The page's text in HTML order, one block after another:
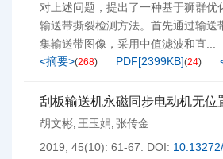
对上述问题，提出了一种基于狮群优
输送带撕裂检测方法。首先通过输送
集输送带图像，采用中值滤波和直...
<摘要>(268) PDF[2399KB](24)
刮板输送机永磁同步电动机无位
胡文彬, 王玉娟, 张传金
2019, 45(10): 61-67.
DOI: